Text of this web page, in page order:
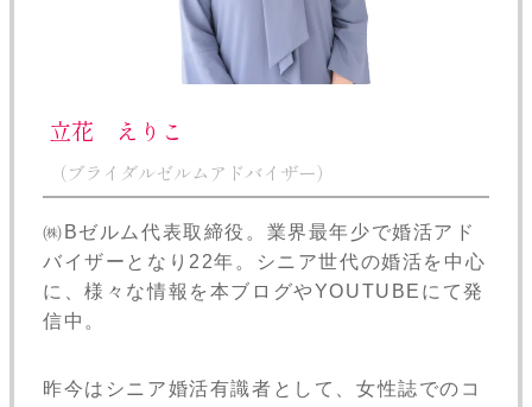
立花 えりこ
（ブライダルゼルムアドバイザー）
㈱Bゼルム代表取締役。業界最年少で婚活アド
バイザーとなり22年。シニア世代の婚活を中心
に、様々な情報を本ブログやYOUTUBEにて発
信中。
昨今はシニア婚活有識者として、女性誌でのコ